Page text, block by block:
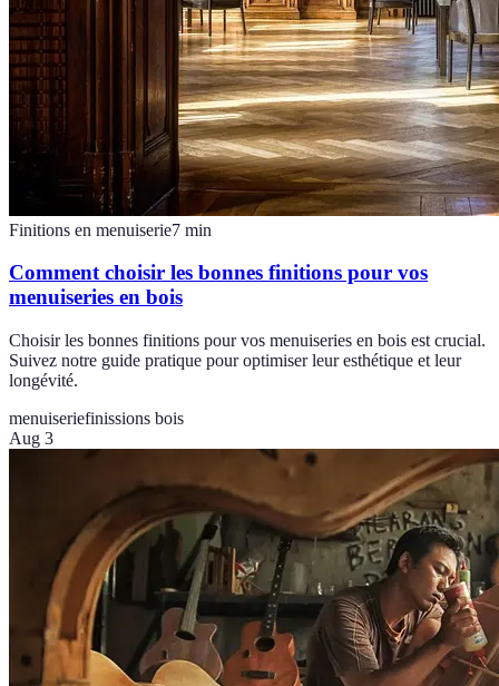
Finitions en menuiserie7 min
Comment choisir les bonnes finitions pour vos
menuiseries en bois
Choisir les bonnes finitions pour vos menuiseries en bois est crucial.
Suivez notre guide pratique pour optimiser leur esthétique et leur
longévité.
menuiseriefinissions bois
Aug 3